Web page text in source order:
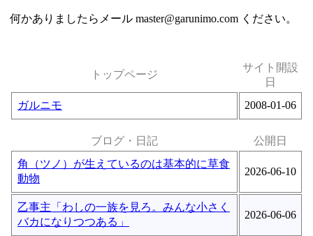
何かありましたらメール master@garunimo.com ください。
トップページ
サイト開設
日
ガルニモ
2008-01-06
ブログ・日記
公開日
角（ツノ）が生えているのは基本的に草食
動物
2026-06-10
乙事主「わしの一族を見ろ。みんな小さく
バカになりつつある」
2026-06-06